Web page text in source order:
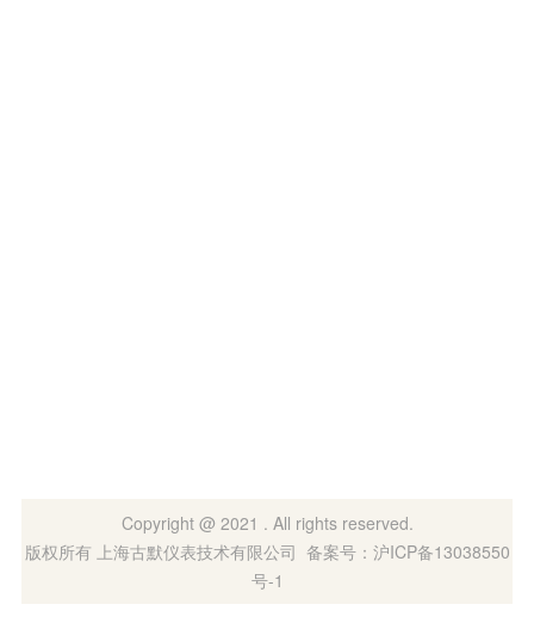
Copyright @ 2021 . All rights reserved.
版权所有 上海古默仪表技术有限公司 备案号：沪ICP备13038550
号-1